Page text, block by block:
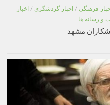
فرهنگی / اخبار گردشگری / اخبار
و رسانه ها
مشهد